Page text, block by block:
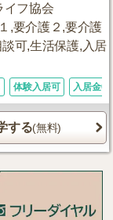
イフ協会
,要介護２,要介護
可,生活保護,入居
体験入居可 入居金0
する(無料)